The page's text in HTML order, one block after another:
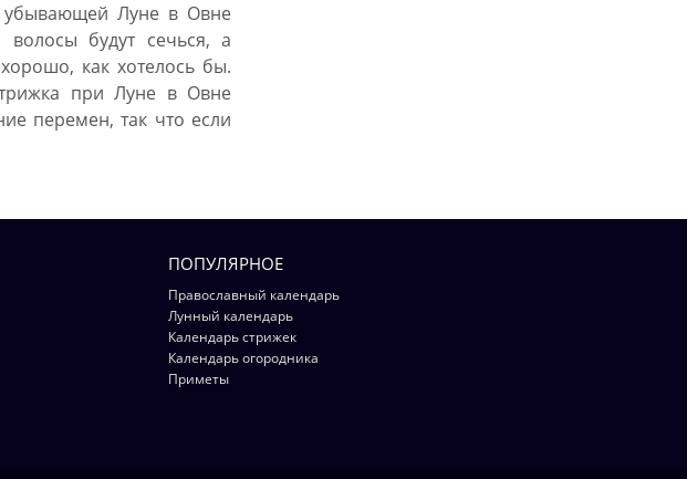
убывающей Луне в Овне
будут сечься, а
как хотелось бы.
при Луне в Овне
перемен, так что если
ПОПУЛЯРНОЕ
Православный календарь
Лунный календарь
Календарь стрижек
Календарь огородника
Приметы